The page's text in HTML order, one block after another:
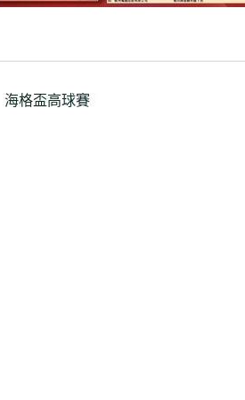
海格盃高球賽